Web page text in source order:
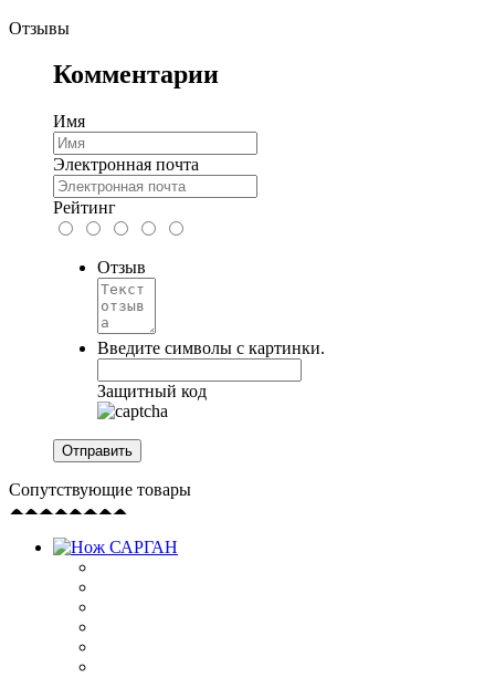
Отзывы
Комментарии
Имя
Электронная почта
Рейтинг
Отзыв
Введите символы с картинки.
Защитный код
Сопутствующие товары